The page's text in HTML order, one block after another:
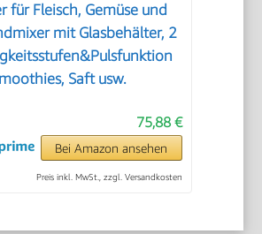
für Fleisch, Gemüse und
mit Glasbehälter, 2
Saft usw.
75,88 €
Bei Amazon ansehen
Preis inkl. MwSt., zzgl. Versandkosten